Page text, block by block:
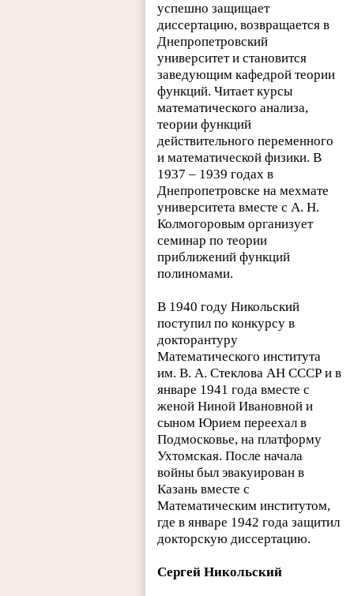
успешно защищает
диссертацию, возвращается в
Днепропетровский
университет и становится
заведующим кафедрой теории
функций. Читает курсы
математического анализа,
теории функций
действительного переменного
и математической физики. В
1937 – 1939 годах в
Днепропетровске на мехмате
университета вместе с А. Н.
Колмогоровым организует
семинар по теории
приближений функций
полиномами.
В 1940 году Никольский
поступил по конкурсу в
докторантуру
Математического института
им. В. А. Стеклова АН СССР и в
январе 1941 года вместе с
женой Ниной Ивановной и
сыном Юрием переехал в
Подмосковье, на платформу
Ухтомская. После начала
войны был эвакуирован в
Казань вместе с
Математическим институтом,
где в январе 1942 года защитил
докторскую диссертацию.
Сергей Никольский